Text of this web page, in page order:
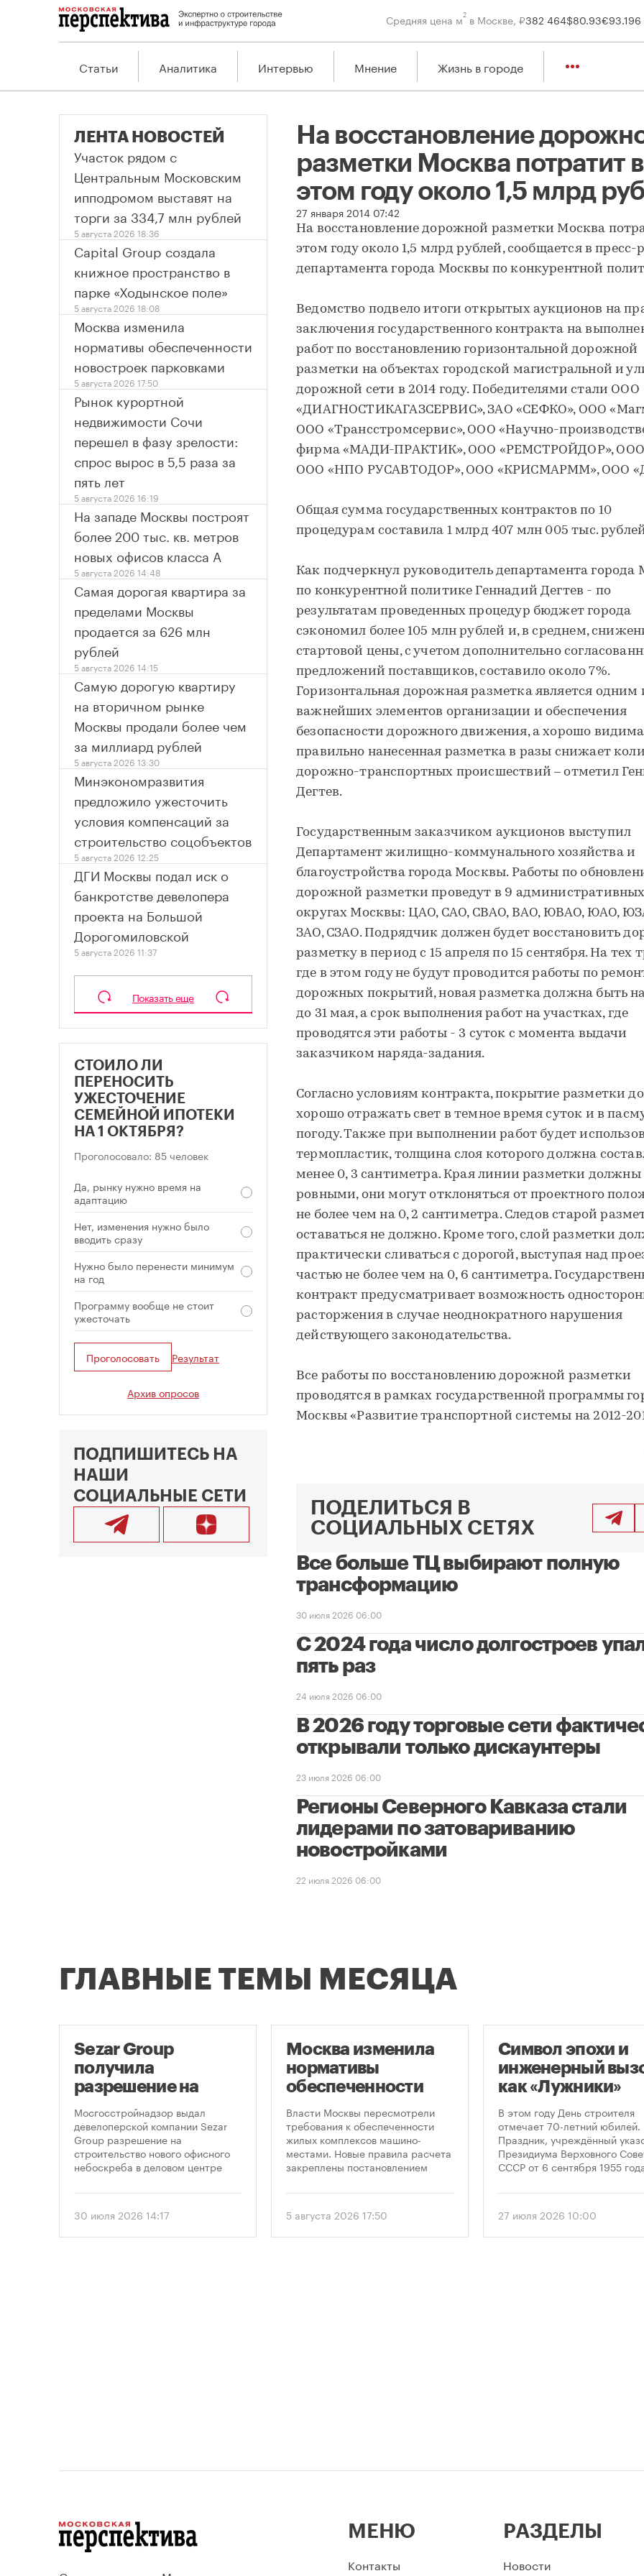
Средняя цена м2в Москве, ₽382 464$80.93€93.196
Статьи Аналитика Интервью Мнение Жизнь в городе
На восстановление
разметки Москва потратит в
этом году около 1,5 млрд
27 января 2014 07:42
На восстановление дорожной разметки Москва
этом году около 1,5 млрд рублей, сообщается в пресс-
департамента города Москвы по конкурентной
Ведомство подвело итоги открытых аукционов на
заключения государственного контракта на
работ по восстановлению горизонтальной дорожной
разметки на объектах городской магистральной и
дорожной сети в 2014 году. Победителями стали ООО
«ДИАГНОСТИКАГАЗСЕРВИС», ЗАО «СЕФКО», ООО
ООО «Трансстромсервис», ООО «Научно-
фирма «МАДИ-ПРАКТИК», ООО «РЕМСТРОЙДОР», ООО
ООО «НПО РУСАВТОДОР», ООО «КРИСМАРММ», ООО
Общая сумма государственных контрактов по 10
процедурам составила 1 млрд 407 млн 005 тыс.
Как подчеркнул руководитель департамента города
по конкурентной политике Геннадий Дегтев - по
результатам проведенных процедур бюджет города
сэкономил более 105 млн рублей и, в среднем,
стартовой цены, с учетом дополнительно
предложений поставщиков, составило около 7%.
Горизонтальная дорожная разметка является одним
важнейших элементов организации и обеспечения
безопасности дорожного движения, а хорошо
правильно нанесенная разметка в разы снижает
дорожно-транспортных происшествий – отметил
Дегтев.
Государственным заказчиком аукционов выступил
Департамент жилищно-коммунального хозяйства и
благоустройства города Москвы. Работы по
дорожной разметки проведут в 9 административных
округах Москвы: ЦАО, САО, СВАО, ВАО, ЮВАО, ЮАО,
ЗАО, СЗАО. Подрядчик должен будет восстановить
разметку в период с 15 апреля по 15 сентября. На тех
где в этом году не будут проводится работы по
дорожных покрытий, новая разметка должна быть
до 31 мая, а срок выполнения работ на участках, где
проводятся эти работы - 3 суток с момента выдачи
заказчиком наряда-задания.
Согласно условиям контракта, покрытие разметки
хорошо отражать свет в темное время суток и в
погоду. Также при выполнении работ будет
термопластик, толщина слоя которого должна
менее 0, 3 сантиметра. Края линии разметки должны
ровными, они могут отклоняться от проектного
не более чем на 0, 2 сантиметра. Следов старой
оставаться не должно. Кроме того, слой разметки
практически сливаться с дорогой, выступая над
частью не более чем на 0, 6 сантиметра.
контракт предусматривает возможность
расторжения в случае неоднократного нарушения
действующего законодательства.
Все работы по восстановлению дорожной разметки
проводятся в рамках государственной программы
Москвы «Развитие транспортной системы на 2012-
ПОДЕЛИТЬСЯ В
СОЦИАЛЬНЫХ СЕТЯХ
Все больше ТЦ выбирают полную
трансформацию
30 июля 2026 06:00
С 2024 года число долгостроев
пять раз
24 июля 2026 06:00
В 2026 году торговые сети
открывали только дискаунтеры
23 июля 2026 06:00
Регионы Северного Кавказа стали
лидерами по затовариванию
новостройками
22 июля 2026 06:00
ЛЕНТА НОВОСТЕЙ
Участок рядом с
Центральным Московским
ипподромом выставят на
торги за 334,7 млн рублей
5 августа 2026 18:36
Capital Group создала
книжное пространство в
парке «Ходынское поле»
5 августа 2026 18:08
Москва изменила
нормативы обеспеченности
новостроек парковками
5 августа 2026 17:50
Рынок курортной
недвижимости Сочи
перешел в фазу зрелости:
спрос вырос в 5,5 раза за
пять лет
5 августа 2026 16:19
На западе Москвы построят
более 200 тыс. кв. метров
новых офисов класса А
5 августа 2026 14:48
Самая дорогая квартира за
пределами Москвы
продается за 626 млн
рублей
5 августа 2026 14:15
Самую дорогую квартиру
на вторичном рынке
Москвы продали более чем
за миллиард рублей
5 августа 2026 13:30
Минэкономразвития
предложило ужесточить
условия компенсаций за
строительство соцобъектов
5 августа 2026 12:25
ДГИ Москвы подал иск о
банкротстве девелопера
проекта на Большой
Дорогомиловской
5 августа 2026 11:37
Показать еще
СТОИЛО ЛИ
ПЕРЕНОСИТЬ
УЖЕСТОЧЕНИЕ
СЕМЕЙНОЙ ИПОТЕКИ
НА 1 ОКТЯБРЯ?
Проголосовало: 85 человек
Да, рынку нужно время на
адаптацию
Нет, изменения нужно было
вводить сразу
Нужно было перенести минимум
на год
Программу вообще не стоит
ужесточать
Проголосовать Результат
Архив опросов
ПОДПИШИТЕСЬ НА
НАШИ
СОЦИАЛЬНЫЕ СЕТИ
ГЛАВНЫЕ ТЕМЫ МЕСЯЦА
Sezar Group
получила
разрешение на
строительство
небоскреба в
«Москва-Сити»
Мосгосстройнадзор выдал
девелоперской компании Sezar
Group разрешение на
строительство нового офисного
небоскреба в деловом центре
предусматривает возведение 52-
метров.
30 июля 2026 14:17
Москва изменила
нормативы
обеспеченности
новостроек
парковками
Власти Москвы пересмотрели
требования к обеспеченности
жилых комплексов машино-
местами. Новые правила расчета
закреплены постановлением
от 5 августа 2026 года. Документ
подход к определению
необходимого количества
5 августа 2026 17:50
Символ эпохи и
инженерный
как «Лужники»
стали символом
Дня строителя
В этом году День строителя
отмечает 70-летний юбилей.
Праздник, учреждённый
Президиума Верховного
СССР от 6 сентября 1955
1956 года. И главным
стало открытие Большой
спортивной арены
27 июля 2026 10:00
МЕНЮ
Контакты
РАЗДЕЛЫ
Новости